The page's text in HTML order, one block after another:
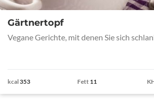
Gärtnertopf
Vegane Gerichte, mit denen Sie sich
kcal353 Fett 11